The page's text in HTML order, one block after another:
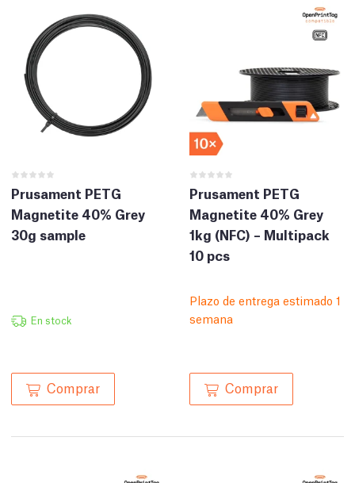
Prusament PETG
Magnetite 40% Grey
30g sample
En stock
Comprar
Prusament PETG
Magnetite 40% Grey
1kg (NFC) – Multipack
10 pcs
Plazo de entrega estimado 1
semana
Comprar